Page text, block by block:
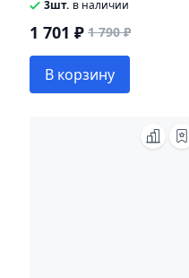
3шт. в наличии
1 701 ₽ 1 790 ₽
В корзину